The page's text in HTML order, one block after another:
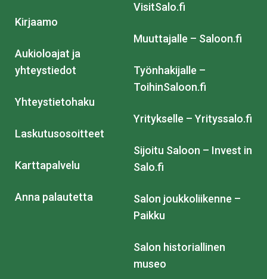
Kirjaamo
Aukioloajat ja
yhteystiedot
Yhteystietohaku
Laskutusosoitteet
Karttapalvelu
Anna palautetta
VisitSalo.fi
Muuttajalle – Saloon.fi
Työnhakijalle –
ToihinSaloon.fi
Yritykselle – Yrityssalo.fi
Sijoitu Saloon – Invest in
Salo.fi
Salon joukkoliikenne –
Paikku
Salon historiallinen
museo